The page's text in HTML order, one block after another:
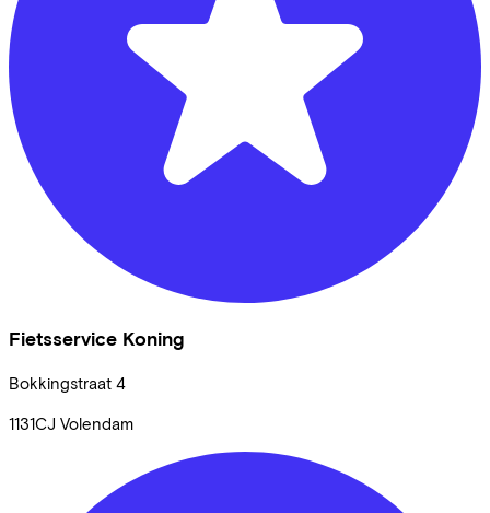
Fietsservice Koning
Bokkingstraat 4
1131CJ Volendam